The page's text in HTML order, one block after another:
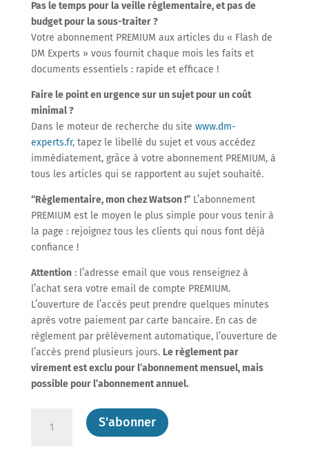
Pas le temps pour la veille réglementaire, et pas de
budget pour la sous-traiter ?
Votre abonnement PREMIUM aux articles du « Flash de
DM Experts » vous fournit chaque mois les faits et
documents essentiels : rapide et efficace !
Faire le point en urgence sur un sujet pour un coût
minimal ?
Dans le moteur de recherche du site www.dm-
experts.fr, tapez le libellé du sujet et vous accédez
immédiatement, grâce à votre abonnement PREMIUM, à
tous les articles qui se rapportent au sujet souhaité.
“Réglementaire, mon chez Watson !”L’abonnement
PREMIUM est le moyen le plus simple pour vous tenir à
la page : rejoignez tous les clients qui nous font déjà
confiance !
Attention: l’adresse email que vous renseignez à
l’achat sera votre email de compte PREMIUM.
L’ouverture de l’accès peut prendre quelques minutes
après votre paiement par carte bancaire. En cas de
règlement par prélèvement automatique, l’ouverture de
l’accès prend plusieurs jours. Le règlement par
virement est exclu pour l’abonnement mensuel, mais
possible pour l’abonnement annuel.
S'abonner